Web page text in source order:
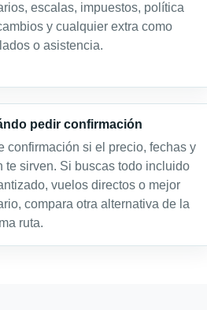
escalas, impuestos, política
y cualquier extra como
o asistencia.
pedir confirmación
confirmación si el precio, fechas y
te sirven. Si buscas todo incluido
vuelos directos o mejor
compara otra alternativa de la
ruta.